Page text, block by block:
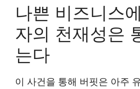
나쁜 비즈니스
자의 천재성은
는다
이 사건을 통해 버핏은 아주